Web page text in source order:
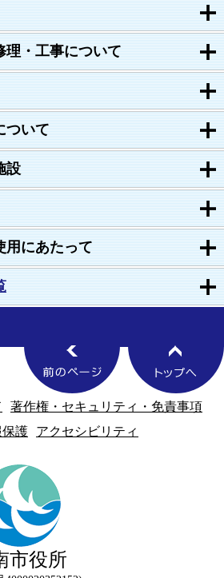
理・工事について
ついて
設
用にあたって
著作権・セキュリティ・免責事項
護
アクセシビリティ
市役所